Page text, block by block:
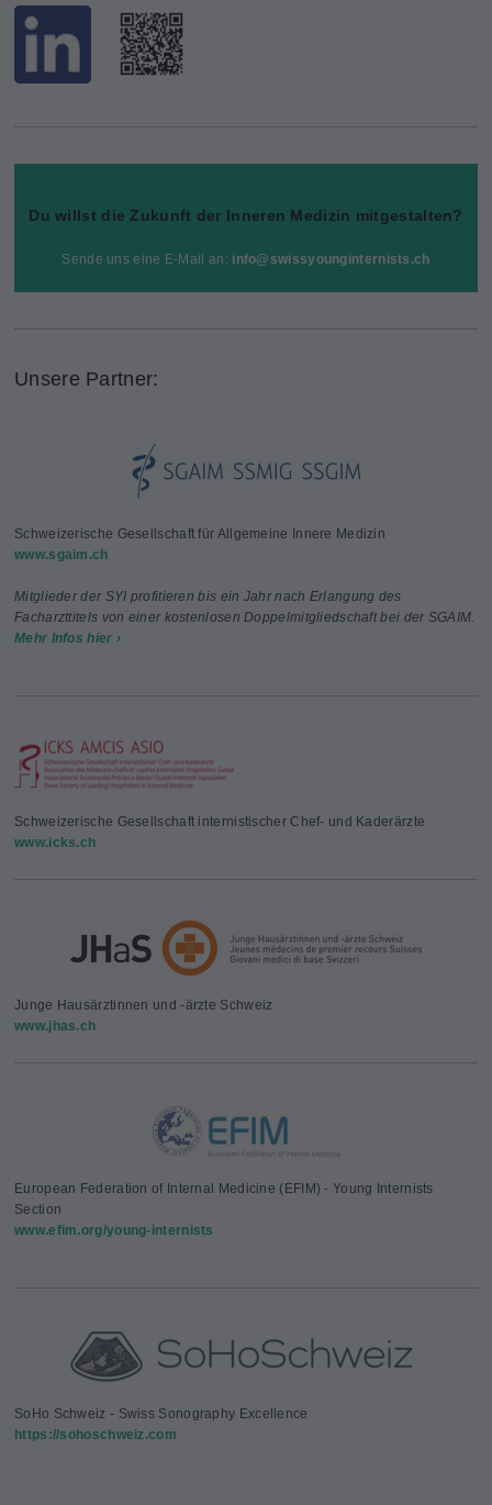
Du willst die Zukunft der Inneren Medizin mitgestalten?
Sende uns eine E-Mail an: info@swissyounginternists.ch
Unsere Partner:
Schweizerische Gesellschaft für Allgemeine Innere Medizin
www.sgaim.ch
Mitglieder der SYI profitieren bis ein Jahr nach Erlangung des
Facharzttitels von einer kostenlosen Doppelmitgliedschaft bei der SGAIM.
Mehr Infos hier ›
Schweizerische Gesellschaft internistischer Chef- und Kaderärzte
www.icks.ch
Junge Hausärztinnen und -ärzte Schweiz
www.jhas.ch
European Federation of Internal Medicine (EFIM) - Young Internists
Section
www.efim.org/young-internists
SoHo Schweiz - Swiss Sonography Excellence
https://sohoschweiz.com